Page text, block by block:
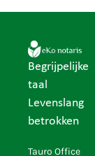
Begrijpelijke
taal
Levenslang
betrokken
Tauro Office